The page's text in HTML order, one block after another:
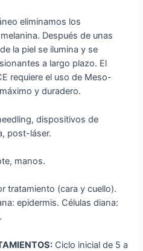
eliminamos los
Después de unas
la piel se ilumina y se
a largo plazo. El
requiere el uso de Meso-
y duradero.
dispositivos de
post-láser.
manos.
tratamiento (cara y cuello).
epidermis. Células diana:
Ciclo inicial de 5 a